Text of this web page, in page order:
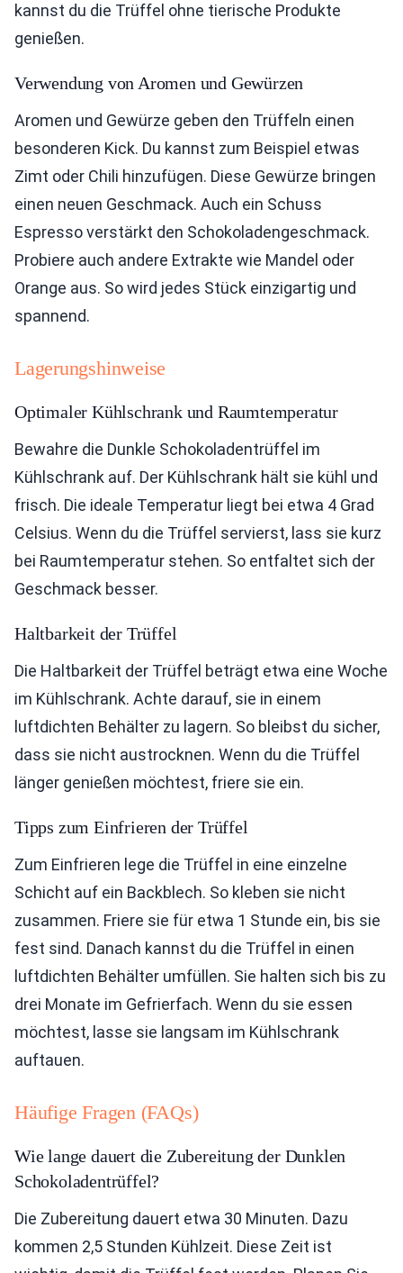
kannst du die Trüffel ohne tierische Produkte
genießen.
Verwendung von Aromen und Gewürzen
Aromen und Gewürze geben den Trüffeln einen
besonderen Kick. Du kannst zum Beispiel etwas
Zimt oder Chili hinzufügen. Diese Gewürze bringen
einen neuen Geschmack. Auch ein Schuss
Espresso verstärkt den Schokoladengeschmack.
Probiere auch andere Extrakte wie Mandel oder
Orange aus. So wird jedes Stück einzigartig und
spannend.
Lagerungshinweise
Optimaler Kühlschrank und Raumtemperatur
Bewahre die Dunkle Schokoladentrüffel im
Kühlschrank auf. Der Kühlschrank hält sie kühl und
frisch. Die ideale Temperatur liegt bei etwa 4 Grad
Celsius. Wenn du die Trüffel servierst, lass sie kurz
bei Raumtemperatur stehen. So entfaltet sich der
Geschmack besser.
Haltbarkeit der Trüffel
Die Haltbarkeit der Trüffel beträgt etwa eine Woche
im Kühlschrank. Achte darauf, sie in einem
luftdichten Behälter zu lagern. So bleibst du sicher,
dass sie nicht austrocknen. Wenn du die Trüffel
länger genießen möchtest, friere sie ein.
Tipps zum Einfrieren der Trüffel
Zum Einfrieren lege die Trüffel in eine einzelne
Schicht auf ein Backblech. So kleben sie nicht
zusammen. Friere sie für etwa 1 Stunde ein, bis sie
fest sind. Danach kannst du die Trüffel in einen
luftdichten Behälter umfüllen. Sie halten sich bis zu
drei Monate im Gefrierfach. Wenn du sie essen
möchtest, lasse sie langsam im Kühlschrank
auftauen.
Häufige Fragen (FAQs)
Wie lange dauert die Zubereitung der Dunklen
Schokoladentrüffel?
Die Zubereitung dauert etwa 30 Minuten. Dazu
kommen 2,5 Stunden Kühlzeit. Diese Zeit ist